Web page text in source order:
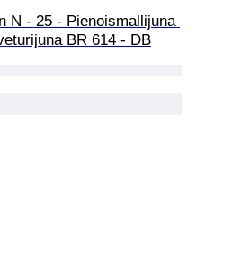
N - 25 - Pienoismallijuna
BR 614 - DB